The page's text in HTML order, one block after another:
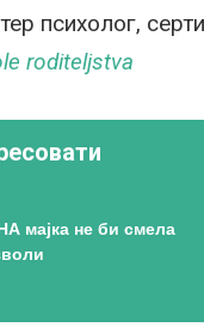
психолог,
roditeljstva
мајка не би смела